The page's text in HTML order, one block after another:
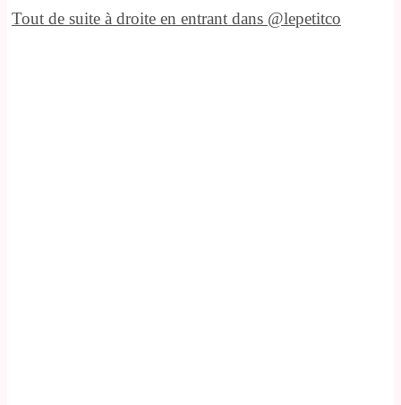
Tout de suite à droite en entrant dans @lepetitco